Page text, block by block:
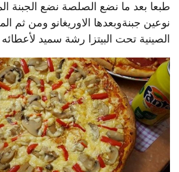
طبعا بعد ما نضع الصلصة نضع الجبنة
نوعين جبنةوبعدها الاوريغانو ومن ثم
الصينية تحت البيتزا رشة سميد